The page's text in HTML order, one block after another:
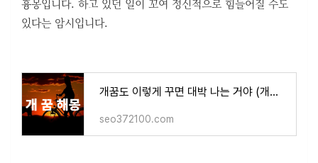
있다는 암시입니다.
개꿈도 이렇게 꾸면 대박 나는 거야 (개가 나오는 꿈 해몽, 강아지 관련 꿈 풀이, 사람들이 가장
seo372100.com